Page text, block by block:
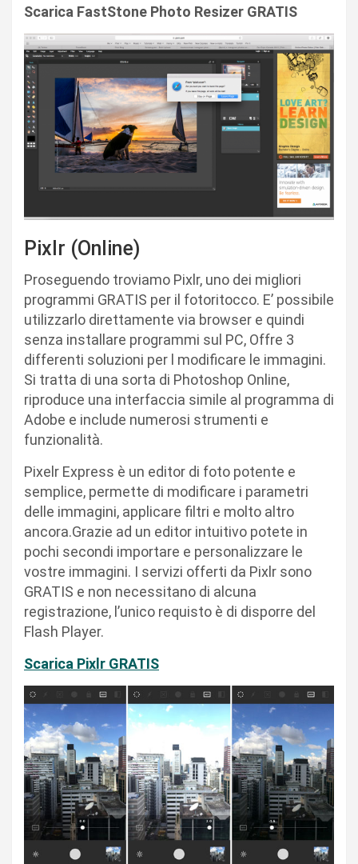
Scarica FastStone Photo Resizer GRATIS
Pixlr (Online)
Proseguendo troviamo Pixlr, uno dei migliori
programmi GRATIS per il fotoritocco. E’ possibile
utilizzarlo direttamente via browser e quindi
senza installare programmi sul PC, Offre 3
differenti soluzioni per l modificare le immagini.
Si tratta di una sorta di Photoshop Online,
riproduce una interfaccia simile al programma di
Adobe e include numerosi strumenti e
funzionalità.
Pixelr Express è un editor di foto potente e
semplice, permette di modificare i parametri
delle immagini, applicare filtri e molto altro
ancora.Grazie ad un editor intuitivo potete in
pochi secondi importare e personalizzare le
vostre immagini. I servizi offerti da Pixlr sono
GRATIS e non necessitano di alcuna
registrazione, l’unico requisto è di disporre del
Flash Player.
Scarica Pixlr GRATIS